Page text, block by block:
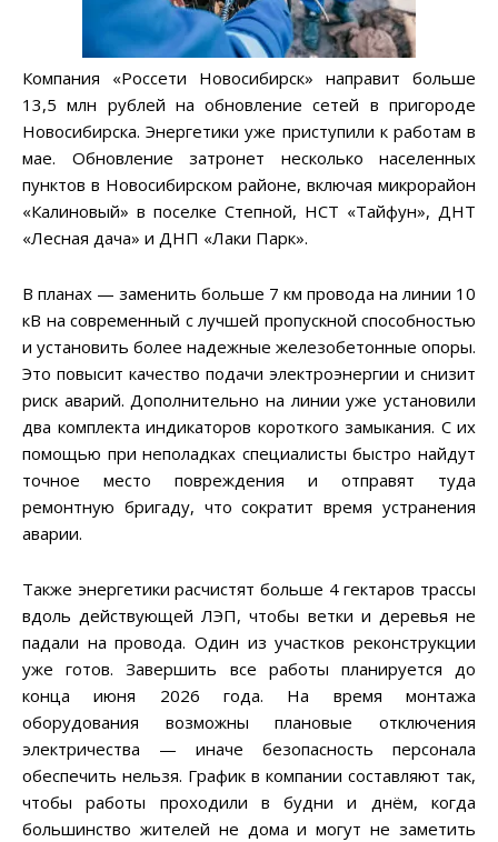
Компания «Россети Новосибирск» направит больше
13,5 млн рублей на обновление сетей в пригороде
Новосибирска. Энергетики уже приступили к работам в
мае. Обновление затронет несколько населенных
пунктов в Новосибирском районе, включая микрорайон
«Калиновый» в поселке Степной, НСТ «Тайфун», ДНТ
«Лесная дача» и ДНП «Лаки Парк».
В планах — заменить больше 7 км провода на линии 10
кВ на современный с лучшей пропускной способностью
и установить более надежные железобетонные опоры.
Это повысит качество подачи электроэнергии и снизит
риск аварий. Дополнительно на линии уже установили
два комплекта индикаторов короткого замыкания. С их
помощью при неполадках специалисты быстро найдут
точное место повреждения и отправят туда
ремонтную бригаду, что сократит время устранения
аварии.
Также энергетики расчистят больше 4 гектаров трассы
вдоль действующей ЛЭП, чтобы ветки и деревья не
падали на провода. Один из участков реконструкции
уже готов. Завершить все работы планируется до
конца июня 2026 года. На время монтажа
оборудования возможны плановые отключения
электричества — иначе безопасность персонала
обеспечить нельзя. График в компании составляют так,
чтобы работы проходили в будни и днём, когда
большинство жителей не дома и могут не заметить